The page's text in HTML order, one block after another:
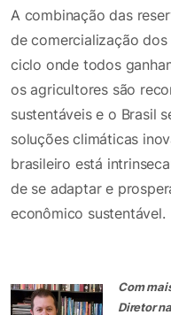
A combinação das
de comercialização
ciclo onde todos
os agricultores são
sustentáveis e o Brasil
soluções climáticas
brasileiro está
de se adaptar e
econômico sustentável.
Com
Diretor